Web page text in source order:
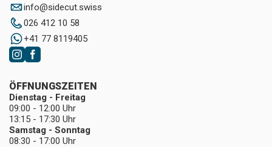
info@sidecut.swiss
026 412 10 58
+41 77 8119405
ÖFFNUNGSZEITEN
Dienstag - Freitag
09:00 - 12:00 Uhr
13:15 - 17:30 Uhr
Samstag - Sonntag
08:30 - 17:00 Uhr